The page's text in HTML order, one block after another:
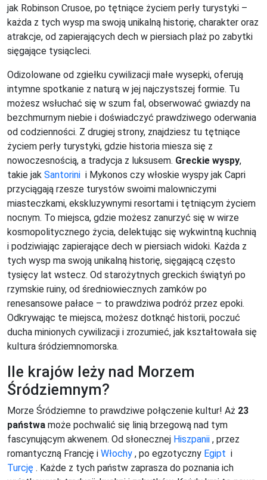
jak Robinson Crusoe, po tętniące życiem perły turystyki –
każda z tych wysp ma swoją unikalną historię, charakter oraz
atrakcje, od zapierających dech w piersiach plaż po zabytki
sięgające tysiącleci.
Odizolowane od zgiełku cywilizacji małe wysepki, oferują
intymne spotkanie z naturą w jej najczystszej formie. Tu
możesz wsłuchać się w szum fal, obserwować gwiazdy na
bezchmurnym niebie i doświadczyć prawdziwego oderwania
od codzienności. Z drugiej strony, znajdziesz tu tętniące
życiem perły turystyki, gdzie historia miesza się z
nowoczesnością, a tradycja z luksusem. Greckie wyspy,
takie jak Santorini i Mykonos czy włoskie wyspy jak Capri
przyciągają rzesze turystów swoimi malowniczymi
miasteczkami, ekskluzywnymi resortami i tętniącym życiem
nocnym. To miejsca, gdzie możesz zanurzyć się w wirze
kosmopolitycznego życia, delektując się wykwintną kuchnią
i podziwiając zapierające dech w piersiach widoki. Każda z
tych wysp ma swoją unikalną historię, sięgającą często
tysięcy lat wstecz. Od starożytnych greckich świątyń po
rzymskie ruiny, od średniowiecznych zamków po
renesansowe pałace – to prawdziwa podróż przez epoki.
Odkrywając te miejsca, możesz dotknąć historii, poczuć
ducha minionych cywilizacji i zrozumieć, jak kształtowała się
kultura śródziemnomorska.
Ile krajów leży nad Morzem
Śródziemnym?
Morze Śródziemne to prawdziwe połączenie kultur! Aż 23
państwa może pochwalić się linią brzegową nad tym
fascynującym akwenem. Od słonecznej Hiszpanii , przez
romantyczną Francję i Włochy , po egzotyczny Egipt i
Turcję . Każde z tych państw zaprasza do poznania ich